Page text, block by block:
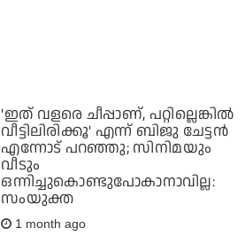
'ഇത് വളരെ ചീപ്പാണ്, പറ്റില്ലെങ്കില്‍
വീട്ടിലിരിക്കൂ' എന്ന് ബിജു ചേട്ടന്‍
എന്നോട് പറഞ്ഞു; സിനിമയും
വീടും
ഒന്നിച്ചുകൊണ്ടുപോകാനാവില്ല:
സംയുക്ത
1 month ago